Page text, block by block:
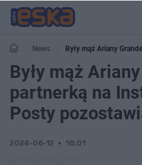
News
Były mąż Ariany
Posty pozostawiają wiele pytań
Były mąż
partnerką na
Posty
2024-06-12 16:01